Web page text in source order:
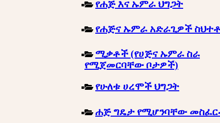
የሐጅ እና ኡምራ ህግጋት
የሐጅና ኡምራ አድራጊዎች
ሚቃቶች (የሀጅና ኡምራ ስራ
የሚጀመርባቸው ቦታዎች)
የሁለቱ ሀረሞች ህግጋት
ሐጅ ግዴታ የሚሆንባቸው